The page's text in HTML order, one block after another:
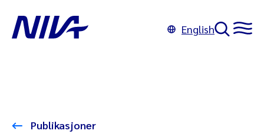
English
Publikasjoner